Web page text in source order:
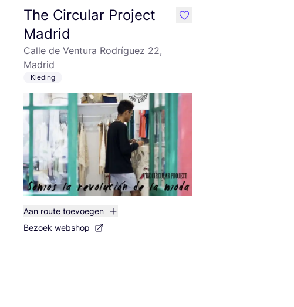
The Circular Project
Madrid
Calle de Ventura Rodríguez 22,
Madrid
Kleding
Aan route toevoegen
Bezoek webshop
like